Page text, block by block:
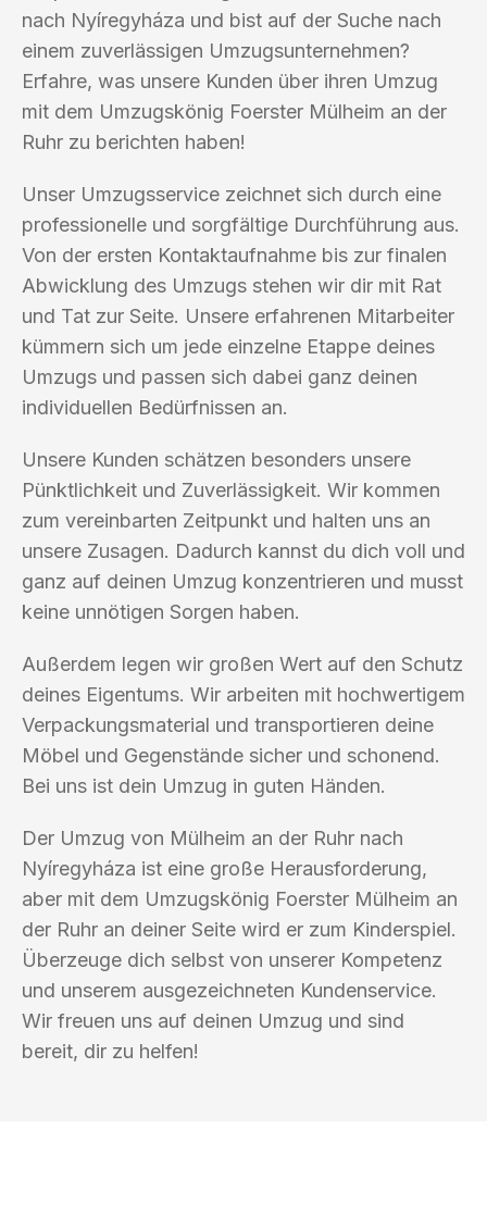
nach Nyíregyháza und bist auf der Suche nach
einem zuverlässigen Umzugsunternehmen?
Erfahre, was unsere Kunden über ihren Umzug
mit dem Umzugskönig Foerster Mülheim an der
Ruhr zu berichten haben!
Unser Umzugsservice zeichnet sich durch eine
professionelle und sorgfältige Durchführung aus.
Von der ersten Kontaktaufnahme bis zur finalen
Abwicklung des Umzugs stehen wir dir mit Rat
und Tat zur Seite. Unsere erfahrenen Mitarbeiter
kümmern sich um jede einzelne Etappe deines
Umzugs und passen sich dabei ganz deinen
individuellen Bedürfnissen an.
Unsere Kunden schätzen besonders unsere
Pünktlichkeit und Zuverlässigkeit. Wir kommen
zum vereinbarten Zeitpunkt und halten uns an
unsere Zusagen. Dadurch kannst du dich voll und
ganz auf deinen Umzug konzentrieren und musst
keine unnötigen Sorgen haben.
Außerdem legen wir großen Wert auf den Schutz
deines Eigentums. Wir arbeiten mit hochwertigem
Verpackungsmaterial und transportieren deine
Möbel und Gegenstände sicher und schonend.
Bei uns ist dein Umzug in guten Händen.
Der Umzug von Mülheim an der Ruhr nach
Nyíregyháza ist eine große Herausforderung,
aber mit dem Umzugskönig Foerster Mülheim an
der Ruhr an deiner Seite wird er zum Kinderspiel.
Überzeuge dich selbst von unserer Kompetenz
und unserem ausgezeichneten Kundenservice.
Wir freuen uns auf deinen Umzug und sind
bereit, dir zu helfen!